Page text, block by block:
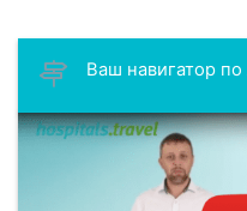
Ваш навигатор